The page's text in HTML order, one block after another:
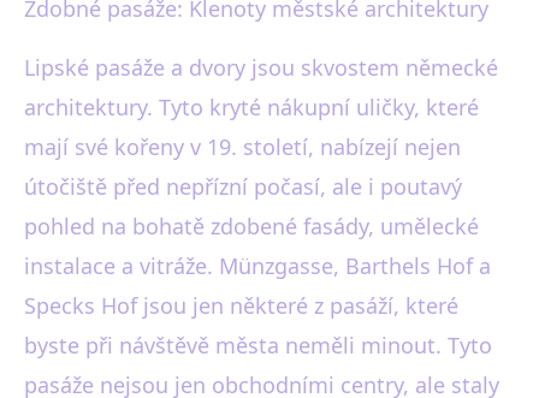
Zdobné pasáže: Klenoty městské architektury
Lipské pasáže a dvory jsou skvostem německé
architektury. Tyto kryté nákupní uličky, které
mají své kořeny v 19. století, nabízejí nejen
útočiště před nepřízní počasí, ale i poutavý
pohled na bohatě zdobené fasády, umělecké
instalace a vitráže. Münzgasse, Barthels Hof a
Specks Hof jsou jen některé z pasáží, které
byste při návštěvě města neměli minout. Tyto
pasáže nejsou jen obchodními centry, ale staly